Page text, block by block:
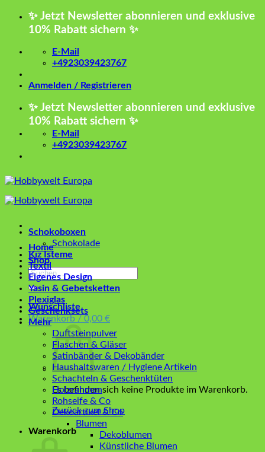
Zum
✨ Jetzt Newsletter abonnieren und exklusive
10% Rabatt sichern ✨
E-Mail
+4923039423767
Anmelden / Registrieren
✨ Jetzt Newsletter abonnieren und exklusive
10% Rabatt sichern ✨
E-Mail
+4923039423767
Home
Shop
Suchen
nach:
Wunschliste
Warenkorb / 0,00 €
Es befinden sich keine Produkte im Warenkorb.
Zurück zum Shop
Warenkorb
Schokoboxen
Schokolade
Kız İsteme
Textil
Eigenes Design
Yasin & Gebetsketten
Plexiglas
Geschenksets
Mehr
Duftsteinpulver
Flaschen & Gläser
Satinbänder & Dekobänder
Haushaltswaren / Hygiene Artikeln
Schachteln & Geschenktüten
Holzrahmen
Rohseife & Co
Dekoartikel & Co
Blumen
Dekoblumen
Künstliche Blumen